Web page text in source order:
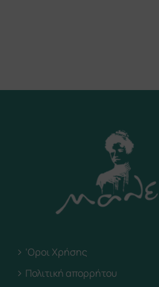
‘Οροι Χρήσης
Πολιτική απορρήτου